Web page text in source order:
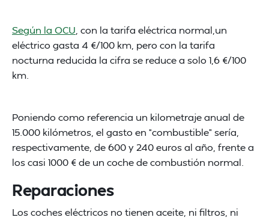
Según la OCU , con la tarifa eléctrica normal,un
eléctrico gasta 4 €/100 km, pero con la tarifa
nocturna reducida la cifra se reduce a solo 1,6 €/100
km.
Poniendo como referencia un kilometraje anual de
15.000 kilómetros, el gasto en “combustible” sería,
respectivamente, de 600 y 240 euros al año, frente a
los casi 1000 € de un coche de combustión normal.
Reparaciones
Los coches eléctricos no tienen aceite, ni filtros, ni